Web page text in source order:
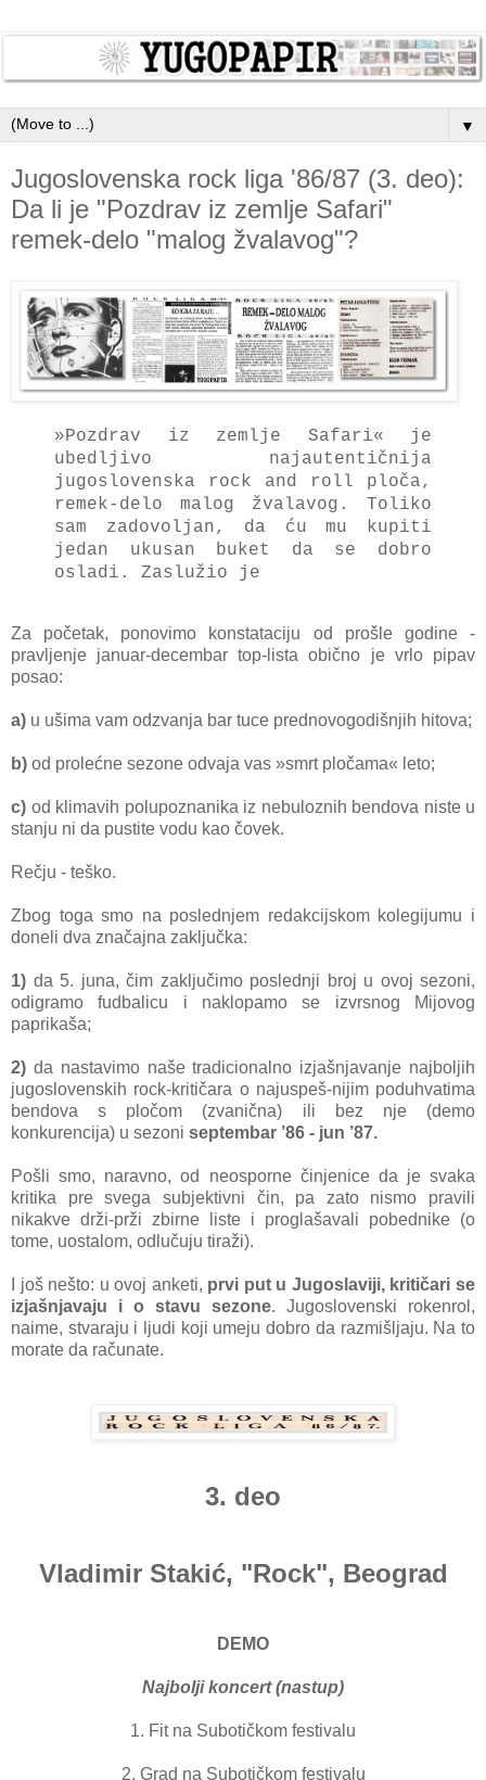
▼
Jugoslovenska rock liga '86/87 (3. deo):
Da li je "Pozdrav iz zemlje Safari"
remek-delo "malog žvalavog"?
»Pozdrav iz zemlje Safari« je
ubedljivo najautentičnija
jugoslovenska rock and roll ploča,
remek-delo malog žvalavog. Toliko
sam zadovoljan, da ću mu kupiti
jedan ukusan buket da se dobro
osladi. Zaslužio je
Za početak, ponovimo konstataciju od prošle godine -
pravljenje januar-decembar top-lista obično je vrlo pipav
posao:
a) u ušima vam odzvanja bar tuce prednovogodišnjih hitova;
b) od prolećne sezone odvaja vas »smrt pločama« leto;
c) od klimavih polupoznanika iz nebuloznih bendova niste u
stanju ni da pustite vodu kao čovek.
Rečju - teško.
Zbog toga smo na poslednjem redakcijskom kolegijumu i
doneli dva značajna zaključka:
1) da 5. juna, čim zaključimo poslednji broj u ovoj sezoni,
odigramo fudbalicu i naklopamo se izvrsnog Mijovog
paprikaša;
2) da nastavimo naše tradicionalno izjašnjavanje najboljih
jugoslovenskih rock-kritičara o najuspeš-nijim poduhvatima
bendova s pločom (zvanična) ili bez nje (demo
konkurencija) u sezoni septembar ’86 - jun ’87.
Pošli smo, naravno, od neosporne činjenice da je svaka
kritika pre svega subjektivni čin, pa zato nismo pravili
nikakve drži-prži zbirne liste i proglašavali pobednike (o
tome, uostalom, odlučuju tiraži).
I još nešto: u ovoj anketi, prvi put u Jugoslaviji, kritičari se
izjašnjavaju i o stavu sezone. Jugoslovenski rokenrol,
naime, stvaraju i ljudi koji umeju dobro da razmišljaju. Na to
morate da računate.
3. deo
Vladimir Stakić, "Rock", Beograd
DEMO
Najbolji koncert (nastup)
1. Fit na Subotičkom festivalu
2. Grad na Subotičkom festivalu